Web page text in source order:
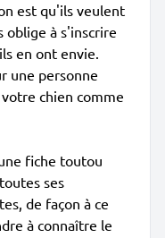
est qu'ils veulent
oblige à s'inscrire
en ont envie.
une personne
chien comme
fiche toutou
ses
de façon à ce
à connaître le